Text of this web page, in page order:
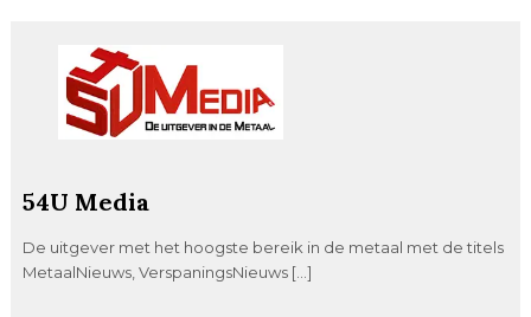
54U Media
De uitgever met het hoogste bereik in de metaal met de titels
MetaalNieuws, VerspaningsNieuws […]